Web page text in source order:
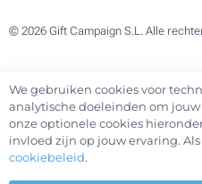
© 2026 Gift Campaign S.L. Alle
We gebruiken cookies voor
analytische doeleinden om
onze optionele cookies
invloed zijn op jouw ervaring.
cookiebeleid.